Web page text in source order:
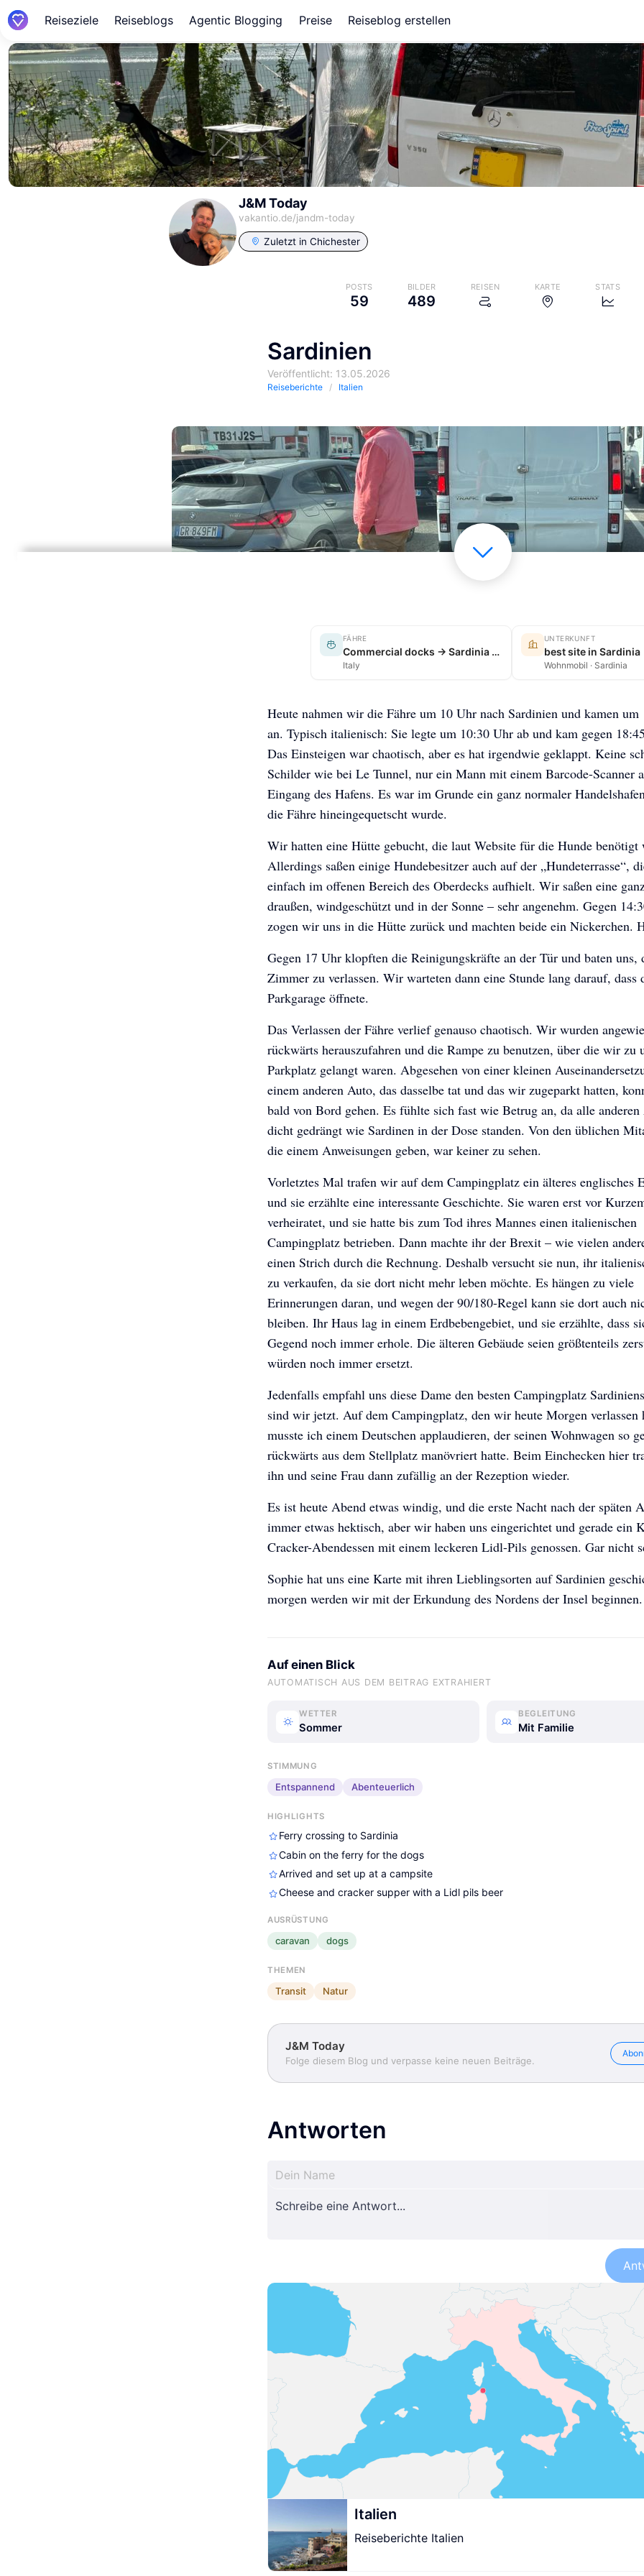
Reiseziele Reiseblogs Agentic Blogging Preise Reiseblog erstellen
J&M Today
J&M Today
vakantio.de/jandm-today
J&M Today
Zuletzt in Chichester
POSTS
59
BILDER
489
REISEN KARTE STATS
Sardinien
Veröffentlicht: 13.05.2026
Reiseberichte Italien
FÄHRE
Commercial docks → Sardinia ferry terminal
Italy
UNTERKUNFT
best site in Sardinia
Wohnmobil · Sardinia
Heute nahmen wir die Fähre um 10 Uhr nach Sardinien und kamen
an. Typisch italienisch: Sie legte um 10:30 Uhr ab und kam gegen
Das Einsteigen war chaotisch, aber es hat irgendwie geklappt. Keine
Schilder wie bei Le Tunnel, nur ein Mann mit einem Barcode-Scanner
Eingang des Hafens. Es war im Grunde ein ganz normaler
die Fähre hineingequetscht wurde.
Wir hatten eine Hütte gebucht, die laut Website für die Hunde benötigt
Allerdings saßen einige Hundebesitzer auch auf der „Hundeterrasse“,
einfach im offenen Bereich des Oberdecks aufhielt. Wir saßen eine
draußen, windgeschützt und in der Sonne – sehr angenehm. Gegen
zogen wir uns in die Hütte zurück und machten beide ein Nickerchen.
Gegen 17 Uhr klopften die Reinigungskräfte an der Tür und baten uns,
Zimmer zu verlassen. Wir warteten dann eine Stunde lang darauf, dass
Parkgarage öffnete.
Das Verlassen der Fähre verlief genauso chaotisch. Wir wurden
rückwärts herauszufahren und die Rampe zu benutzen, über die wir zu
Parkplatz gelangt waren. Abgesehen von einer kleinen
einem anderen Auto, das dasselbe tat und das wir zugeparkt hatten,
bald von Bord gehen. Es fühlte sich fast wie Betrug an, da alle anderen
dicht gedrängt wie Sardinen in der Dose standen. Von den üblichen
die einem Anweisungen geben, war keiner zu sehen.
Vorletztes Mal trafen wir auf dem Campingplatz ein älteres englisches
und sie erzählte eine interessante Geschichte. Sie waren erst vor
verheiratet, und sie hatte bis zum Tod ihres Mannes einen italienischen
Campingplatz betrieben. Dann machte ihr der Brexit – wie vielen
einen Strich durch die Rechnung. Deshalb versucht sie nun, ihr
zu verkaufen, da sie dort nicht mehr leben möchte. Es hängen zu viele
Erinnerungen daran, und wegen der 90/180-Regel kann sie dort auch
bleiben. Ihr Haus lag in einem Erdbebengebiet, und sie erzählte, dass
Gegend noch immer erhole. Die älteren Gebäude seien größtenteils
würden noch immer ersetzt.
Jedenfalls empfahl uns diese Dame den besten Campingplatz
sind wir jetzt. Auf dem Campingplatz, den wir heute Morgen verlassen
musste ich einem Deutschen applaudieren, der seinen Wohnwagen so
rückwärts aus dem Stellplatz manövriert hatte. Beim Einchecken hier
ihn und seine Frau dann zufällig an der Rezeption wieder.
Es ist heute Abend etwas windig, und die erste Nacht nach der späten
immer etwas hektisch, aber wir haben uns eingerichtet und gerade ein
Cracker-Abendessen mit einem leckeren Lidl-Pils genossen. Gar nicht
Sophie hat uns eine Karte mit ihren Lieblingsorten auf Sardinien
morgen werden wir mit der Erkundung des Nordens der Insel beginnen.
Auf einen Blick
AUTOMATISCH AUS DEM BEITRAG EXTRAHIERT
WETTER
Sommer
BEGLEITUNG
Mit Familie
STIMMUNG
Entspannend Abenteuerlich
HIGHLIGHTS
Ferry crossing to Sardinia
Cabin on the ferry for the dogs
Arrived and set up at a campsite
Cheese and cracker supper with a Lidl pils beer
AUSRÜSTUNG
caravan dogs
THEMEN
Transit Natur
J&M Today
Folge diesem Blog und verpasse keine neuen Beiträge.
J&M Today
Antworten
Italien
Reiseberichte Italien